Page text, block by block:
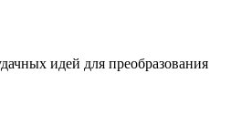
идей для преобразования